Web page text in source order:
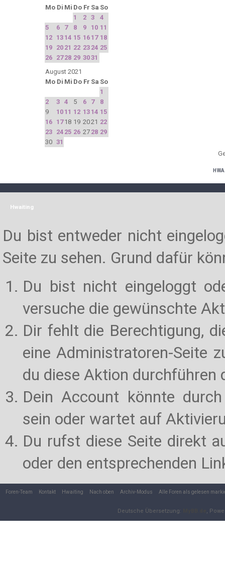
Mo Di Mi Do Fr Sa So
1
2 3
4
5
6 7 8 9 10 11
12 13 14 15 16 17 18
19 20 21 22 23 24 25
26 27 28 29 3031
August 2021
Mo Di Mi Do Fr Sa So
1
2
3 4 5 6 7
8
9
10 11 12 13 14 15
16 17 18 19 2021 22
23 24 25 26 27 28 29
30 31
Hwaiting
Du bist entweder nicht
Seite zu sehen. Grund dafür
Du bist nicht eingeloggt
versuche die gewünschte
Dir fehlt die Berechtigung,
eine Administratoren-Seite
du diese Aktion durchführen
Dein Account könnte
sein oder wartet auf
Du rufst diese Seite direkt
oder den entsprechenden
Foren-Team Kontakt Hwaiting Nach oben Archiv-Modus Alle Foren als gelesen
Deutsche Übersetzung: ,